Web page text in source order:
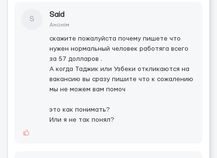
S
Said
Анонім
скажите пожалуйста почему пишете что
нужен нормальный человек работяга всего
за 57 долларов .
А когда Таджик или Узбеки откликаются на
вакансию вы сразу пишите что к сожалению
мы не можем вам помоч
это как понимать?
Или я не так понял?